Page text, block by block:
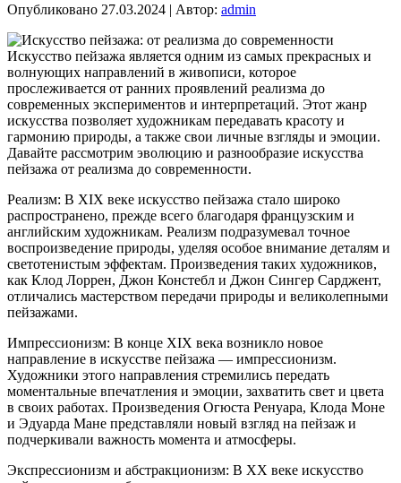
Опубликовано 27.03.2024 | Автор: admin
Искусство пейзажа является одним из самых прекрасных и
волнующих направлений в живописи, которое
прослеживается от ранних проявлений реализма до
современных экспериментов и интерпретаций. Этот жанр
искусства позволяет художникам передавать красоту и
гармонию природы, а также свои личные взгляды и эмоции.
Давайте рассмотрим эволюцию и разнообразие искусства
пейзажа от реализма до современности.
Реализм: В XIX веке искусство пейзажа стало широко
распространено, прежде всего благодаря французским и
английским художникам. Реализм подразумевал точное
воспроизведение природы, уделяя особое внимание деталям и
светотенистым эффектам. Произведения таких художников,
как Клод Лоррен, Джон Констебл и Джон Сингер Сарджент,
отличались мастерством передачи природы и великолепными
пейзажами.
Импрессионизм: В конце XIX века возникло новое
направление в искусстве пейзажа — импрессионизм.
Художники этого направления стремились передать
моментальные впечатления и эмоции, захватить свет и цвета
в своих работах. Произведения Огюста Ренуара, Клода Моне
и Эдуарда Мане представляли новый взгляд на пейзаж и
подчеркивали важность момента и атмосферы.
Экспрессионизм и абстракционизм: В XX веке искусство